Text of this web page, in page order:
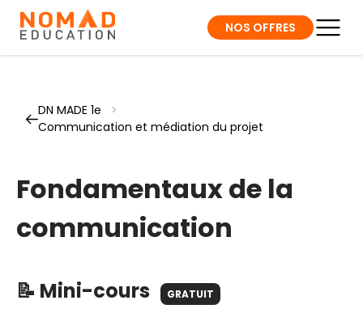
NOS OFFRES
DN MADE 1e
>
Communication et médiation du projet
Fondamentaux de la
communication
📝 Mini-cours GRATUIT